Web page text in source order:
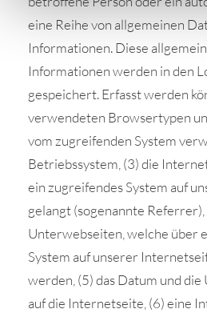
eine Reihe von allgemeinen
Informationen. Diese
Informationen werden in den
gespeichert. Erfasst werden
verwendeten Browsertypen
vom zugreifenden System
Betriebssystem, (3) die
ein zugreifendes System auf
gelangt (sogenannte Referrer),
Unterwebseiten, welche über
System auf unserer
werden, (5) das Datum und
auf die Internetseite, (6) eine